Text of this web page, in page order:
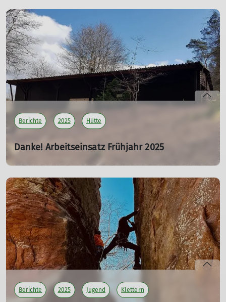
Über der Rheinebene dichter Nebel. Doch um so näher
wir unserem Treffpunkt kamen, um so heller wurde es.
Und im Laufe des Tages konnten wir sogar ein paar
Sonnenstrahlen genießen.
mehr erfahren
Berichte 2025 Hütte
Danke! Arbeitseinsatz Frühjahr 2025
Ludwigshafener Hütte am Reinighof
Herzlichen Dank an alle Helfer*innen für den
überwältigen Einsatz in und um unsere DAV-Hütte
herum. Ihr ward Spitze!
Ein tolles Arbeiten mit einem tollen Team in einer tollen
Atmosphäre.
Sylvia und Christian
mehr erfahren
Berichte
2025 Jugend Klettern